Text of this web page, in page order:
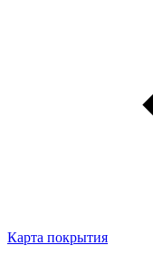
Карта покрытия